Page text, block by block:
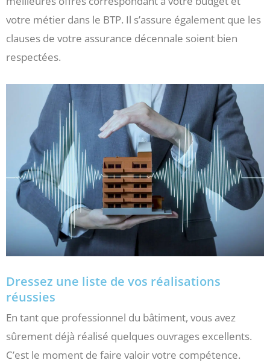
votre métier dans le BTP. Il s’assure également que les
clauses de votre assurance décennale soient bien
respectées.
Dressez une liste de vos réalisations
réussies
En tant que professionnel du bâtiment, vous avez
sûrement déjà réalisé quelques ouvrages excellents.
C’est le moment de faire valoir votre compétence.